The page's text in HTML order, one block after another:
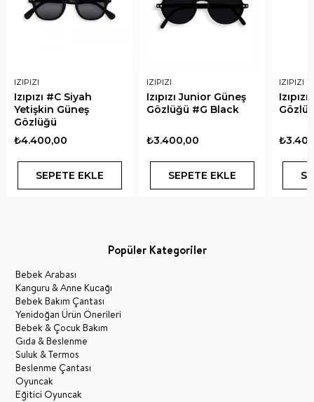
IZIPIZI
Izıpızı #C Siyah
Yetişkin Güneş
Gözlüğü
₺4.400,00
SEPETE EKLE
IZIPIZI
Izıpızı Junior Güneş
Gözlüğü #G Black
₺3.400,00
SEPETE EKLE
IZIPIZI
Popüler Kategoriler
Bebek Arabası
Kanguru & Anne Kucağı
Bebek Bakım Çantası
Yenidoğan Ürün Önerileri
Bebek & Çocuk Bakım
Gıda & Beslenme
Suluk & Termos
Beslenme Çantası
Oyuncak
Eğitici Oyuncak